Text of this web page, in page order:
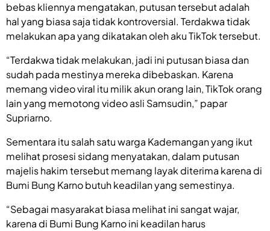
bebas kliennya mengatakan, putusan tersebut adalah
hal yang biasa saja tidak kontroversial. Terdakwa tidak
melakukan apa yang dikatakan oleh aku TikTok tersebut.
“Terdakwa tidak melakukan, jadi ini putusan biasa dan
sudah pada mestinya mereka dibebaskan. Karena
memang video viral itu milik akun orang lain, TikTok orang
lain yang memotong video asli Samsudin,” papar
Supriarno.
Sementara itu salah satu warga Kademangan yang ikut
melihat prosesi sidang menyatakan, dalam putusan
majelis hakim tersebut memang layak diterima karena di
Bumi Bung Karno butuh keadilan yang semestinya.
“Sebagai masyarakat biasa melihat ini sangat wajar,
karena di Bumi Bung Karno ini keadilan harus